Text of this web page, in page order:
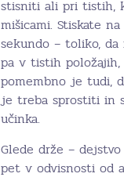
stisniti ali pri tistih,
mišicami. Stiskate
sekundo – toliko,
pa v tistih položajih,
pomembno je tudi,
je treba sprostiti in
učinka.
Glede drže –
pet v odvisnosti od